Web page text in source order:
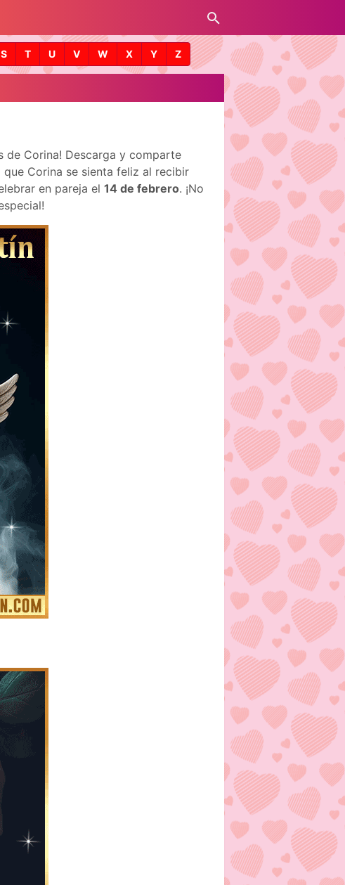
S T U V W X Y Z
de Corina! Descarga y comparte
Corina se sienta feliz al recibir
en pareja el 14 de febrero. ¡No